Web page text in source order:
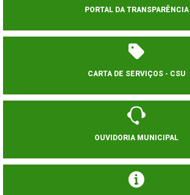
PORTAL DA TRANSPARÊNCIA
CARTA DE SERVIÇOS - CSU
OUVIDORIA MUNICIPAL